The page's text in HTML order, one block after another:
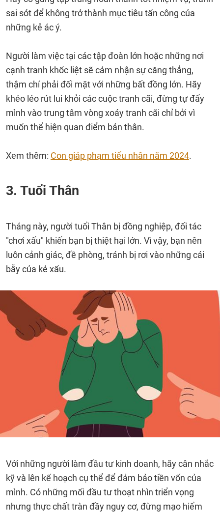
sai sót để không trở thành mục tiêu tấn công của
những kẻ ác ý.
Người làm việc tại các tập đoàn lớn hoặc những nơi
cạnh tranh khốc liệt sẽ cảm nhận sự căng thẳng,
thậm chí phải đối mặt với những bất đồng lớn. Hãy
khéo léo rút lui khỏi các cuộc tranh cãi, đừng tự đẩy
mình vào trung tâm vòng xoáy tranh cãi chỉ bởi vì
muốn thể hiện quan điểm bản thân.
Xem thêm: Con giáp phạm tiểu nhân năm 2024.
3. Tuổi Thân
Tháng này, người tuổi Thân bị đồng nghiệp, đối tác
"chơi xấu" khiến bạn bị thiệt hại lớn. Vì vậy, bạn nên
luôn cảnh giác, đề phòng, tránh bị rơi vào những cái
bẫy của kẻ xấu.
Với những người làm đầu tư kinh doanh, hãy cân nhắc
kỹ và lên kế hoạch cụ thể để đảm bảo tiền vốn của
mình. Có những mối đầu tư thoạt nhìn triển vọng
nhưng thực chất tràn đầy nguy cơ, đừng mạo hiểm